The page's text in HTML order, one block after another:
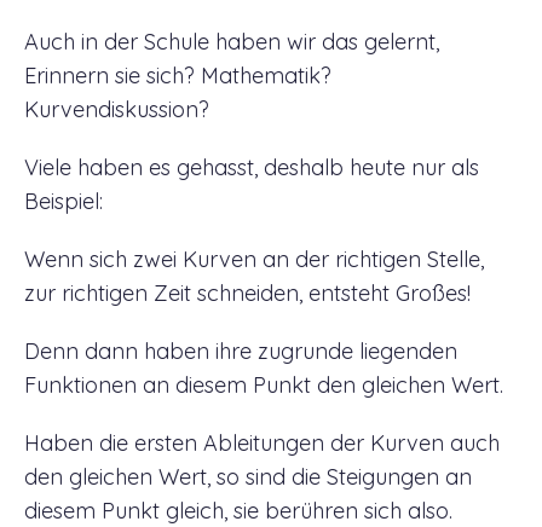
Auch in der Schule haben wir das gelernt,
Erinnern sie sich? Mathematik?
Kurvendiskussion?
Viele haben es gehasst, deshalb heute nur als
Beispiel:
Wenn sich zwei Kurven an der richtigen Stelle,
zur richtigen Zeit schneiden, entsteht Großes!
Denn dann haben ihre zugrunde liegenden
Funktionen an diesem Punkt den gleichen Wert.
Haben die ersten Ableitungen der Kurven auch
den gleichen Wert, so sind die Steigungen an
diesem Punkt gleich, sie berühren sich also.